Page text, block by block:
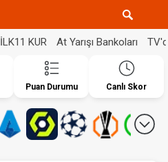
İLK11 KUR At Yarışı Bankoları
Puan Durumu Canlı Skor